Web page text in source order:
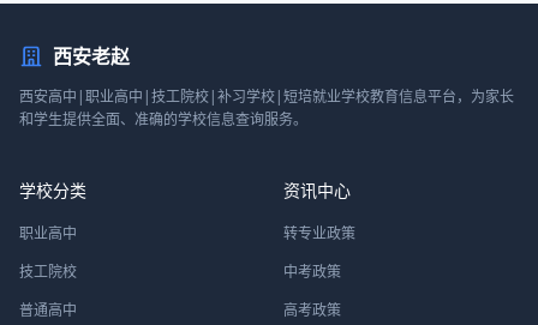
西安老赵
西安高中|职业高中|技工院校|补习学校|短培就业学校教育信息平台，为家长
和学生提供全面、准确的学校信息查询服务。
学校分类
职业高中
技工院校
普通高中
资讯中心
转专业政策
中考政策
高考政策